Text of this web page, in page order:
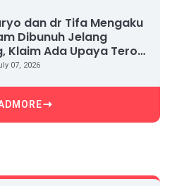
dan dr Tifa Mengaku
Dibunuh Jelang
Klaim Ada Upaya Teror
07, 2026